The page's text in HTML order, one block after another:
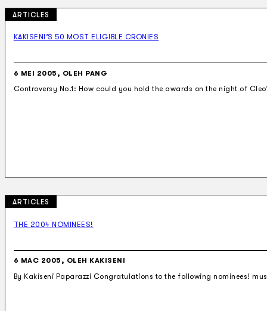
ARTICLES
KAKISENI’S 50 MOST ELIGIBLE CRONIES
6 MEI 2005, OLEH PANG
Controversy No.1: How could you hold the awards on the night of
ARTICLES
THE 2004 NOMINEES!
6 MAC 2005, OLEH KAKISENI
By Kakiseni Paparazzi Congratulations to the following nominees!